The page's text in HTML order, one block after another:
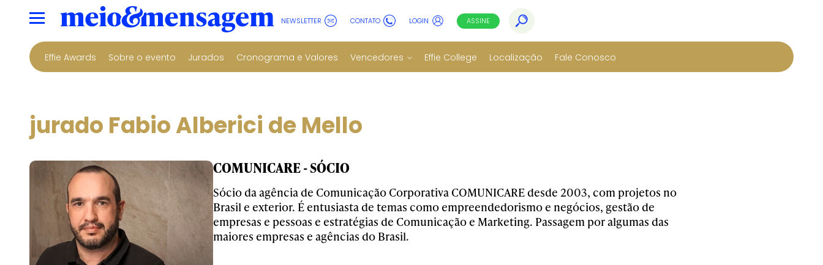
NEWSLETTER CONTATO LOGIN ASSINE
Effie Awards Sobre o evento Jurados Cronograma e Valores Vencedores Effie College Localização Fale Conosco
jurado Fabio Alberici de Mello
COMUNICARE - SÓCIO
Sócio da agência de Comunicação Corporativa COMUNICARE desde 2003, com projetos no
Brasil e exterior. É entusiasta de temas como empreendedorismo e negócios, gestão de
empresas e pessoas e estratégias de Comunicação e Marketing. Passagem por algumas das
maiores empresas e agências do Brasil.